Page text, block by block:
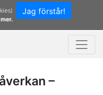
Jag förstår!
–